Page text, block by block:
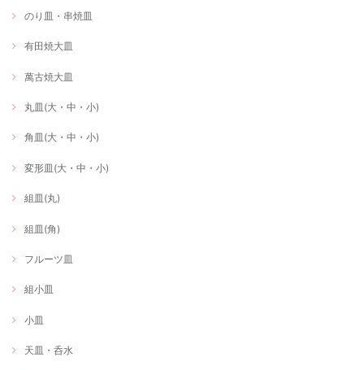
のり皿・串焼皿
有田焼大皿
萬古焼大皿
丸皿(大・中・小)
角皿(大・中・小)
変形皿(大・中・小)
組皿(丸)
組皿(角)
フルーツ皿
組小皿
小皿
天皿・呑水